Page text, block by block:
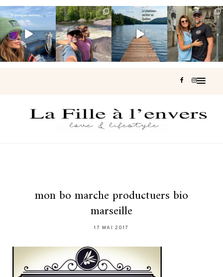
Voir une baleine
en photo, c’est
impressionnant
🐋...
Les Laurentides,
le Québec
version nature.
...
Et si je te disais
qu’il existe un
sentier où tu...
126 37
Montréal, une
très belle
surprise 🇨🇦
442
mon bo marche productuers bio
marseille
17 MAI 2017